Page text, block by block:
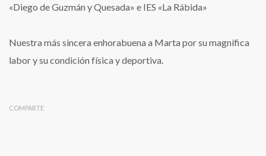
«Diego de Guzmán y Quesada» e IES «La Rábida»
Nuestra más sincera enhorabuena a Marta por su magnífica
labor y su condición física y deportiva.
COMPARTE